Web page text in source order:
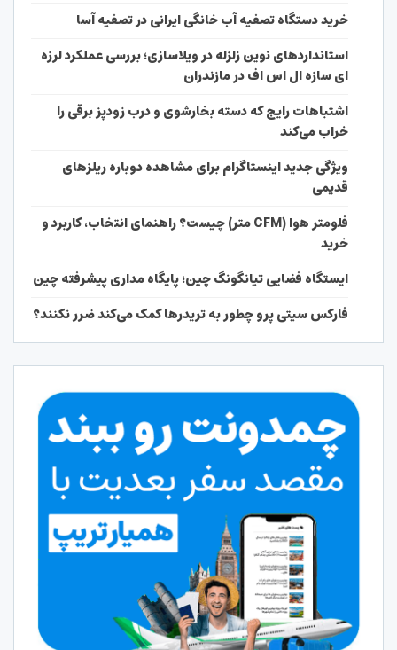
خرید دستگاه تصفیه آب خانگی ایرانی در تصفیه آسا
استانداردهای نوین زلزله در ویلاسازی؛ بررسی عملکرد لرزه
ای سازه ال اس اف در مازندران
اشتباهات رایج که دسته بخارشوی و درب زودپز برقی را
خراب می‌کند
ویژگی جدید اینستاگرام برای مشاهده دوباره ریلزهای
قدیمی
فلومتر هوا (CFM متر) چیست؟ راهنمای انتخاب، کاربرد و
خرید
ایستگاه فضایی تیانگونگ چین؛ پایگاه مداری پیشرفته چین
فارکس سیتی پرو چطور به تریدرها کمک می‌کند ضرر نکنند؟